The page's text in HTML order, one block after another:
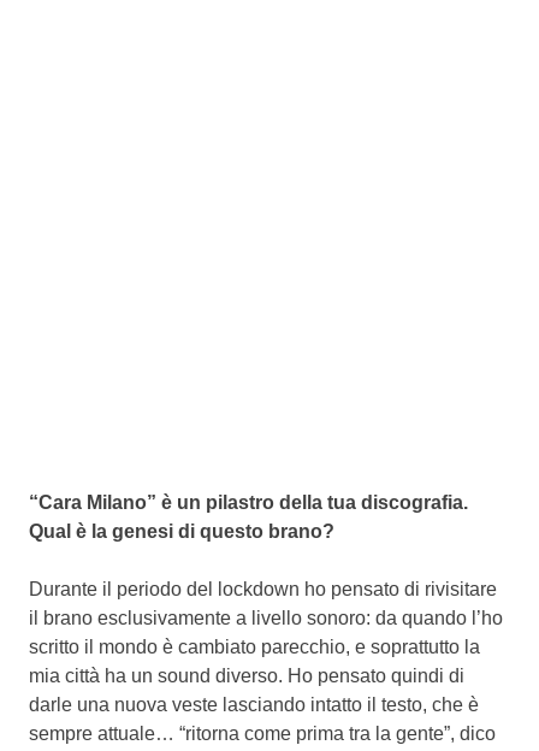
“Cara Milano” è un pilastro della tua discografia.
Qual è la genesi di questo brano?
Durante il periodo del lockdown ho pensato di rivisitare
il brano esclusivamente a livello sonoro: da quando l’ho
scritto il mondo è cambiato parecchio, e soprattutto la
mia città ha un sound diverso. Ho pensato quindi di
darle una nuova veste lasciando intatto il testo, che è
sempre attuale… “ritorna come prima tra la gente”, dico